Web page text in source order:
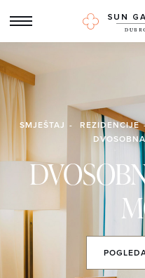
SMJEŠTAJ REZIDENCIJE